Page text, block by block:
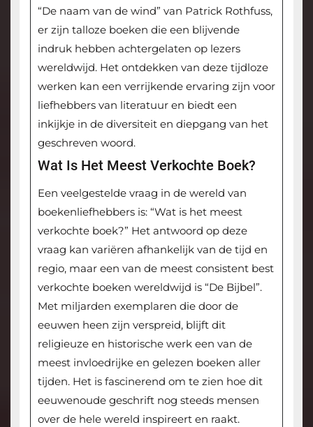
“De naam van de wind” van Patrick Rothfuss,
er zijn talloze boeken die een blijvende
indruk hebben achtergelaten op lezers
wereldwijd. Het ontdekken van deze tijdloze
werken kan een verrijkende ervaring zijn voor
liefhebbers van literatuur en biedt een
inkijkje in de diversiteit en diepgang van het
geschreven woord.
Wat Is Het Meest Verkochte Boek?
Een veelgestelde vraag in de wereld van
boekenliefhebbers is: “Wat is het meest
verkochte boek?” Het antwoord op deze
vraag kan variëren afhankelijk van de tijd en
regio, maar een van de meest consistent best
verkochte boeken wereldwijd is “De Bijbel”.
Met miljarden exemplaren die door de
eeuwen heen zijn verspreid, blijft dit
religieuze en historische werk een van de
meest invloedrijke en gelezen boeken aller
tijden. Het is fascinerend om te zien hoe dit
eeuwenoude geschrift nog steeds mensen
over de hele wereld inspireert en raakt.